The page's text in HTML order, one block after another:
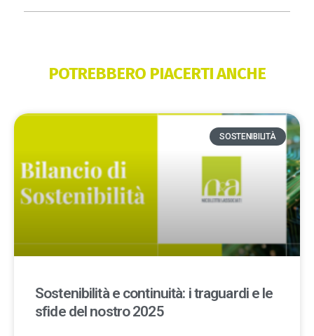
POTREBBERO PIACERTI ANCHE
SOSTENIBILITÀ
Sostenibilità e continuità: i traguardi e le
sfide del nostro 2025